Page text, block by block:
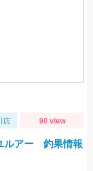
店 90 view
ルアー 釣果情報